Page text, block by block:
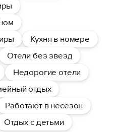
Кухня в номере
Отели без звезд
Недорогие отели
отдых
Работают в несезон
Отдых с детьми